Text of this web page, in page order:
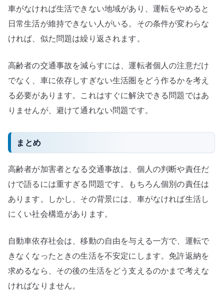
車がなければ生活できない地域があり、運転をやめると
日常生活が維持できない人がいる。その条件が変わらな
ければ、似た問題は繰り返されます。
高齢者の交通事故を減らすには、運転者個人の注意だけ
でなく、車に依存しすぎない生活圏をどう作るかを考え
る必要があります。これはすぐに解決できる問題ではあ
りませんが、避けて通れない問題です。
まとめ
高齢者が加害者となる交通事故は、個人の判断や責任だ
けで語るには重すぎる問題です。もちろん個別の責任は
あります。しかし、その背景には、車がなければ生活し
にくい社会構造があります。
自動車依存社会は、移動の自由を与える一方で、運転で
きなくなったときの生活を不安定にします。免許返納を
求めるなら、その後の生活をどう支えるのかまで考えな
ければなりません。